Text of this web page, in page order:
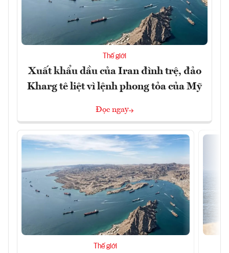
Thế giới
Xuất khẩu dầu của Iran đình trệ, đảo
Kharg tê liệt vì lệnh phong tỏa của Mỹ
Đọc ngay
Thế giới